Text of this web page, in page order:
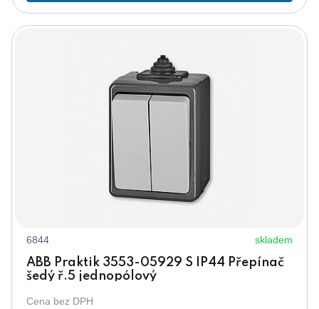
6844 skladem
ABB Praktik 3553-05929 S IP44 Přepínač
šedý ř.5 jednopólový
Cena bez DPH